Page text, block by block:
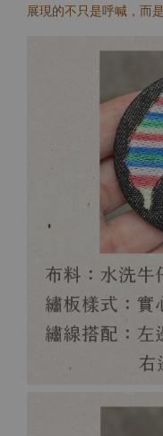
展現的不只是呼喊，而